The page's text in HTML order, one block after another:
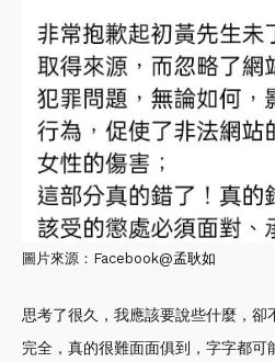
圖片來源：Facebook@孟耿如
思考了很久，我應該要說些什麼，卻
完全，真的很難面面俱到，字字都